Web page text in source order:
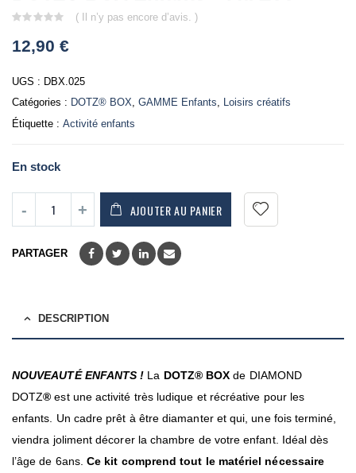
out
of
( Il n’y pas encore d’avis. )
12,90 €
UGS : DBX.025
Catégories : DOTZ® BOX, GAMME Enfants, Loisirs créatifs
Étiquette : Activité enfants
En stock
AJOUTER AU PANIER
PARTAGER
DESCRIPTION
NOUVEAUTÉ ENFANTS ! La DOTZ® BOX de DIAMOND
DOTZ®est une activité très ludique et récréative pour les
enfants. Un cadre prêt à être diamanter et qui, une fois terminé,
viendra joliment décorer la chambre de votre enfant. Idéal dès
l’âge de 6ans.Ce kit comprend tout le matériel nécessaire